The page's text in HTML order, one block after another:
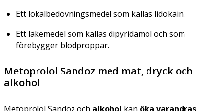
Ett lokalbedövningsmedel som kallas lidokain.
Ett läkemedel som kallas dipyridamol och som
förebygger blodproppar.
Metoprolol Sandoz med mat, dryck och
alkohol
Metoprolol Sandoz och alkohol kan öka varandras